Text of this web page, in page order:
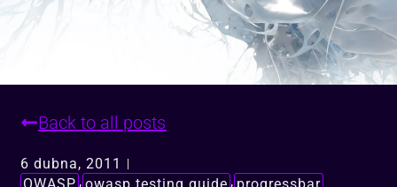
Back to all posts
6 dubna, 2011
, ,